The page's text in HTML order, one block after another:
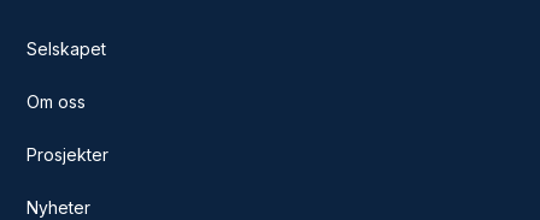
Selskapet
Om oss
Prosjekter
Nyheter